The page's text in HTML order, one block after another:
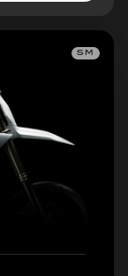
SM